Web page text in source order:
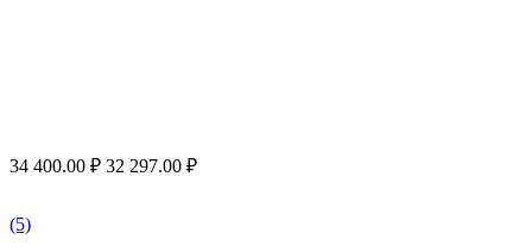
34 400.00 ₽ 32 297.00 ₽
(5)